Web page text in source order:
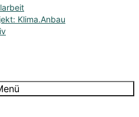
Klima.Anbau